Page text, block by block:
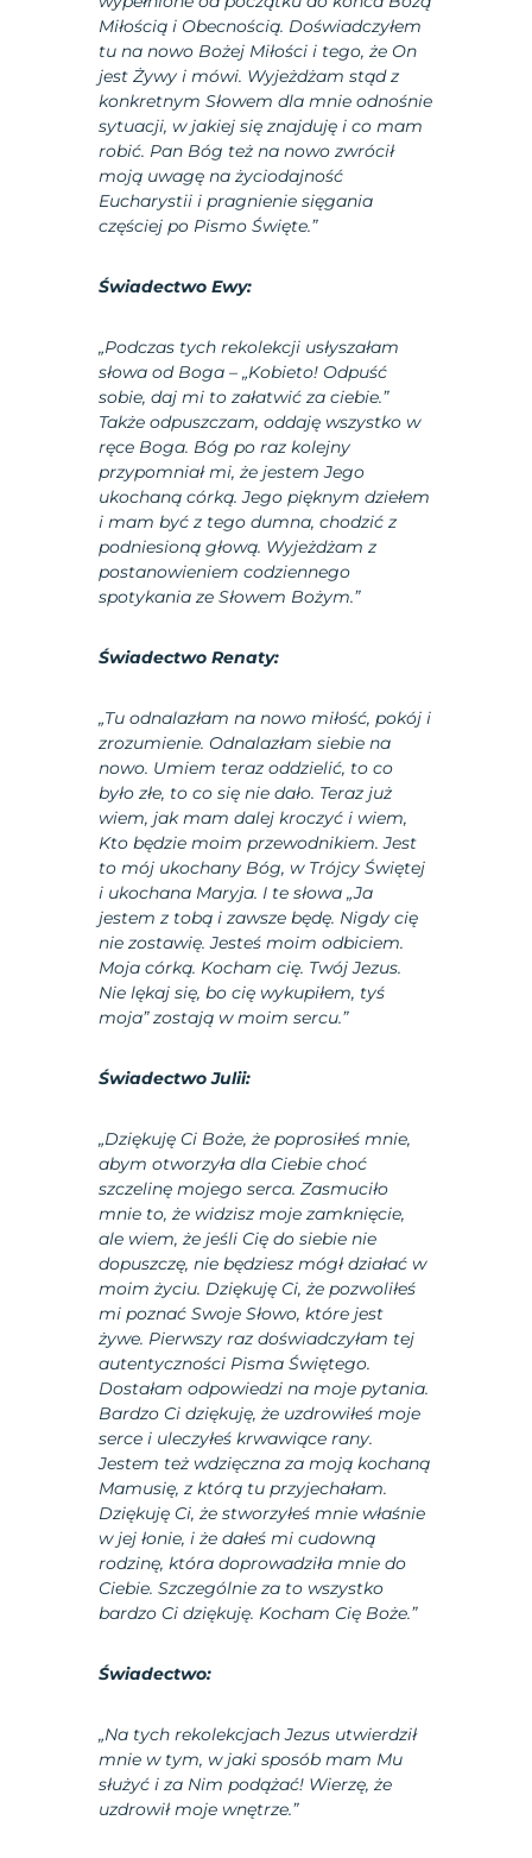
Miłością i Obecnością. Doświadczyłem
tu na nowo Bożej Miłości i tego, że On
jest Żywy i mówi. Wyjeżdżam stąd z
konkretnym Słowem dla mnie odnośnie
sytuacji, w jakiej się znajduję i co mam
robić. Pan Bóg też na nowo zwrócił
moją uwagę na życiodajność
Eucharystii i pragnienie sięgania
częściej po Pismo Święte.”
Świadectwo Ewy:
„Podczas tych rekolekcji usłyszałam
słowa od Boga – „Kobieto! Odpuść
sobie, daj mi to załatwić za ciebie.”
Także odpuszczam, oddaję wszystko w
ręce Boga. Bóg po raz kolejny
przypomniał mi, że jestem Jego
ukochaną córką. Jego pięknym dziełem
i mam być z tego dumna, chodzić z
podniesioną głową. Wyjeżdżam z
postanowieniem codziennego
spotykania ze Słowem Bożym.”
Świadectwo Renaty:
„Tu odnalazłam na nowo miłość, pokój i
zrozumienie. Odnalazłam siebie na
nowo. Umiem teraz oddzielić, to co
było złe, to co się nie dało. Teraz już
wiem, jak mam dalej kroczyć i wiem,
Kto będzie moim przewodnikiem. Jest
to mój ukochany Bóg, w Trójcy Świętej
i ukochana Maryja. I te słowa „Ja
jestem z tobą i zawsze będę. Nigdy cię
nie zostawię. Jesteś moim odbiciem.
Moja córką. Kocham cię. Twój Jezus.
Nie lękaj się, bo cię wykupiłem, tyś
moja” zostają w moim sercu.”
Świadectwo Julii:
„Dziękuję Ci Boże, że poprosiłeś mnie,
abym otworzyła dla Ciebie choć
szczelinę mojego serca. Zasmuciło
mnie to, że widzisz moje zamknięcie,
ale wiem, że jeśli Cię do siebie nie
dopuszczę, nie będziesz mógł działać w
moim życiu. Dziękuję Ci, że pozwoliłeś
mi poznać Swoje Słowo, które jest
żywe. Pierwszy raz doświadczyłam tej
autentyczności Pisma Świętego.
Dostałam odpowiedzi na moje pytania.
Bardzo Ci dziękuję, że uzdrowiłeś moje
serce i uleczyłeś krwawiące rany.
Jestem też wdzięczna za moją kochaną
Mamusię, z którą tu przyjechałam.
Dziękuję Ci, że stworzyłeś mnie właśnie
w jej łonie, i że dałeś mi cudowną
rodzinę, która doprowadziła mnie do
Ciebie. Szczególnie za to wszystko
bardzo Ci dziękuję. Kocham Cię Boże.”
Świadectwo:
„Na tych rekolekcjach Jezus utwierdził
mnie w tym, w jaki sposób mam Mu
służyć i za Nim podążać! Wierzę, że
uzdrowił moje wnętrze.”